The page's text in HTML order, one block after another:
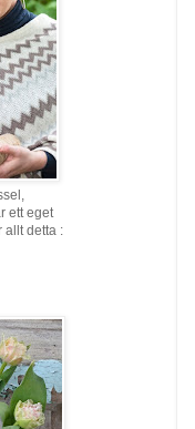
ett eget
allt detta :